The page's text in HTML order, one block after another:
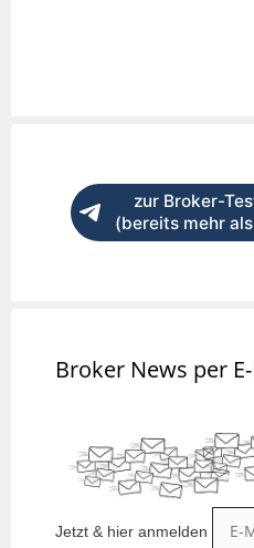
zur Broker-
(bereits mehr
Broker News per
Jetzt & hier anmelden